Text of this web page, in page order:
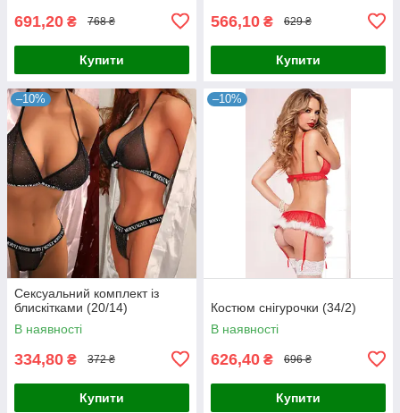
691,20 ₴ 768 ₴
Купити
566,10 ₴ 629 ₴
Купити
–10%
Сексуальний комплект із
блискітками (20/14)
В наявності
334,80 ₴ 372 ₴
Купити
–10%
Костюм снігурочки (34/2)
В наявності
626,40 ₴ 696 ₴
Купити